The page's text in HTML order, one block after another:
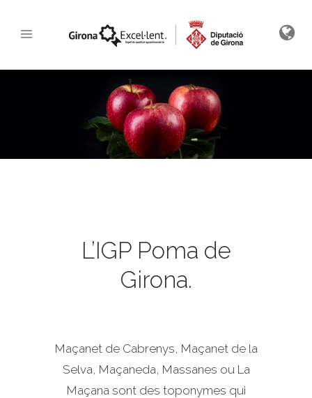
L’IGP Poma de
Girona.
Maçanet de Cabrenys, Maçanet de la
Selva, Maçaneda, Massanes ou La
Maçana sont des toponymes qui